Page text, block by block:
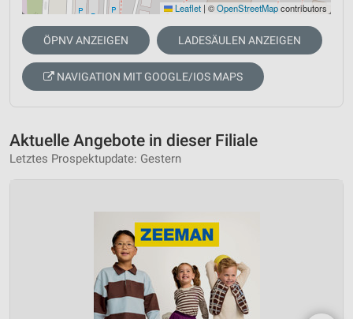
Leaflet | ©OpenStreetMapcontributors
ÖPNV ANZEIGEN LADESÄULEN ANZEIGEN
NAVIGATION MIT GOOGLE/IOS MAPS
Aktuelle Angebote in dieser Filiale
Letztes Prospektupdate: Gestern